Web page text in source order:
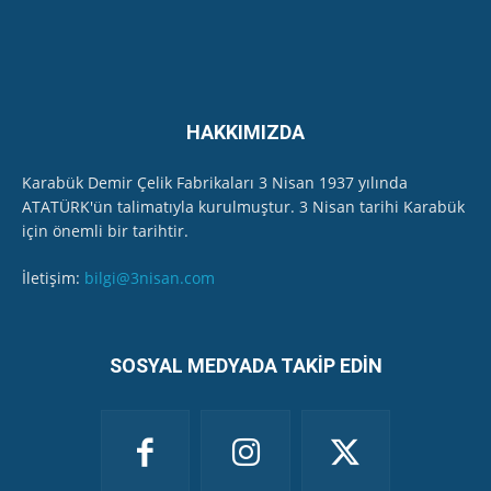
HAKKIMIZDA
Karabük Demir Çelik Fabrikaları 3 Nisan 1937 yılında
ATATÜRK'ün talimatıyla kurulmuştur. 3 Nisan tarihi Karabük
için önemli bir tarihtir.
İletişim: bilgi@3nisan.com
SOSYAL MEDYADA TAKİP EDİN